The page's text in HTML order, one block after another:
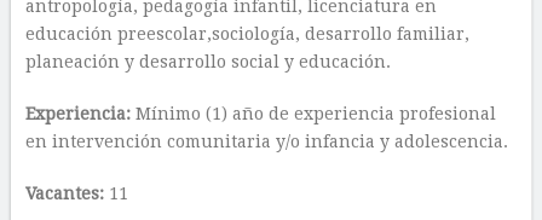
antropología, pedagogía infantil, licenciatura en
educación preescolar,sociología, desarrollo familiar,
planeación y desarrollo social y educación.
Experiencia:Mínimo (1) año de experiencia profesional
en intervención comunitaria y/o infancia y adolescencia.
Vacantes:11